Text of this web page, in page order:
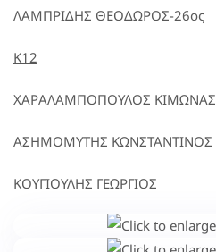
ΛΑΜΠΡΙΔΗΣ ΘΕΟΔΩΡΟΣ-26ος
Κ12
ΧΑΡΑΛΑΜΠΟΠΟΥΛΟΣ ΚΙΜΩΝΑΣ
ΑΣΗΜΟΜΥΤΗΣ ΚΩΝΣΤΑΝΤΙΝΟΣ
ΚΟΥΓΙΟΥΛΗΣ ΓΕΩΡΓΙΟΣ